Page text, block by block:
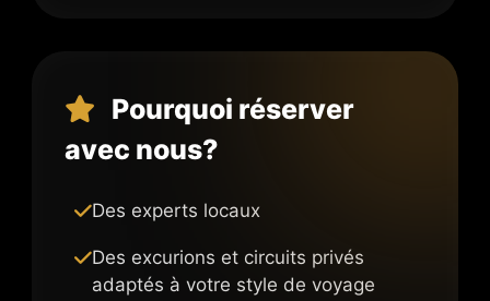
Pourquoi réserver
avec nous?
Des experts locaux
Des excurions et circuits privés
adaptés à votre style de voyage